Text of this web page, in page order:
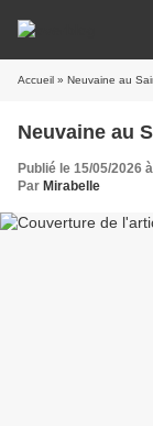
Accueil » Neuvaine au
Neuvaine au
Publié le 15/05/2026
Par Mirabelle